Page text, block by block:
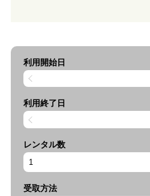
利用開始日
利用終了日
レンタル数
受取方法